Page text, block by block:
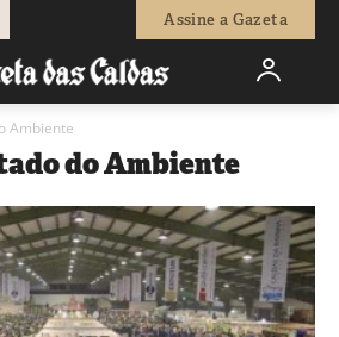
Assine a Gazeta
Ambiente
do Ambiente